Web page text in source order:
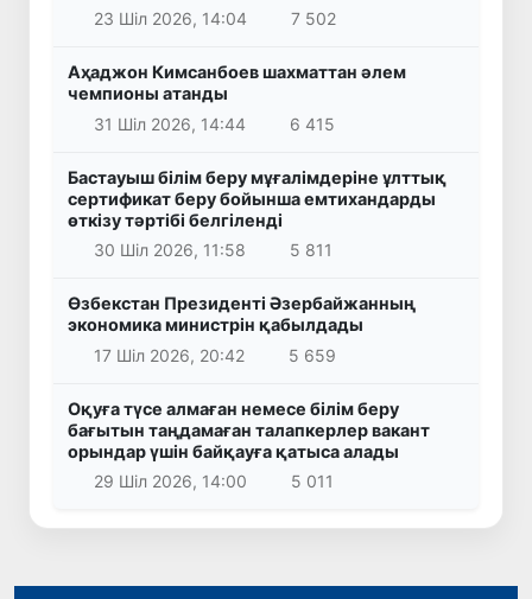
23 Шіл 2026, 14:04
7 502
Аҳаджон Кимсанбоев шахматтан әлем
чемпионы атанды
31 Шіл 2026, 14:44
6 415
Бастауыш білім беру мұғалімдеріне ұлттық
сертификат беру бойынша емтихандарды
өткізу тәртібі белгіленді
30 Шіл 2026, 11:58
5 811
Өзбекстан Президенті Әзербайжанның
экономика министрін қабылдады
17 Шіл 2026, 20:42
5 659
Оқуға түсе алмаған немесе білім беру
бағытын таңдамаған талапкерлер вакант
орындар үшін байқауға қатыса алады
29 Шіл 2026, 14:00
5 011